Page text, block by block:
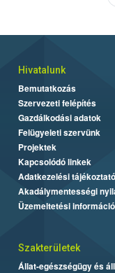
Hivatalunk
Bemutatkozás
Szervezeti felépítés
Gazdálkodási adatok
Felügyeleti szervünk
Projektek
Kapcsolódó linkek
Adatkezelési tájékoztató
Akadálymentességi
Üzemeltetési információ
Szakterületek
Állat-egészségügy és